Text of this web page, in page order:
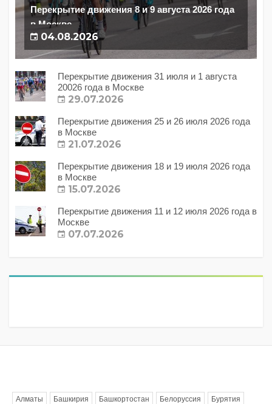
Перекрытие движения 8 и 9 августа 2026 года
в Москве
04.08.2026
Перекрытие движения 31 июля и 1 августа
20026 года в Москве
29.07.2026
Перекрытие движения 25 и 26 июля 2026 года
в Москве
21.07.2026
Перекрытие движения 18 и 19 июля 2026 года
в Москве
15.07.2026
Перекрытие движения 11 и 12 июля 2026 года в
Москве
07.07.2026
Алматы Башкирия Башкортостан Белоруссия Бурятия